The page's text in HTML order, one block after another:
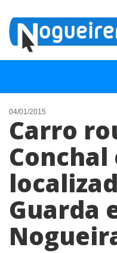
NOTÍCIAS
LISTA DIGITAL
TELEFONES ÚTEIS
CONTATO
ANUNCIE
04/01/2015
Carro
Conchal
Guarda